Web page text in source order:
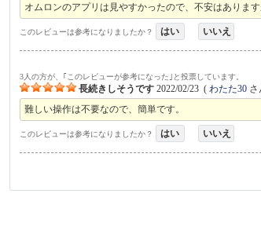
オムロンのアプリは見やすかったので、不安はありま
このレビューは参考になりましたか？ はい いいえ
3人の方が、｢このレビューが参考になった｣と投票しています。
長続きしそうです 2022/02/23 (わたた30 さ
難しい操作は不要なので、簡単です。
このレビューは参考になりましたか？ はい いいえ